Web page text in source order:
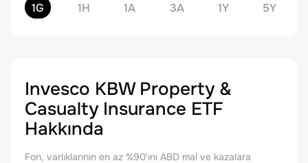
1G 1H 1A 3A 1Y 5Y
Invesco KBW Property &
Casualty Insurance ETF
Hakkında
Fon, varlıklarının en az %90'ını ABD mal ve kazalara